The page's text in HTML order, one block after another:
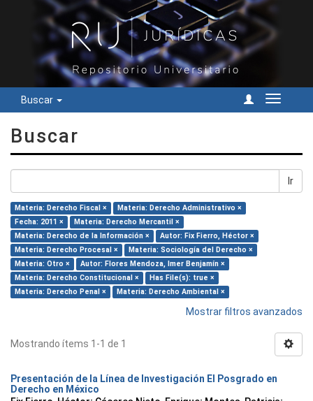
Buscar
Cambiar
Buscar
Ir
Materia: Derecho Fiscal ×
Materia: Derecho Administrativo ×
Fecha: 2011 ×
Materia: Derecho Mercantil ×
Materia: Derecho de la Información ×
Autor: Fix Fierro, Héctor ×
Materia: Derecho Procesal ×
Materia: Sociología del Derecho ×
Materia: Otro ×
Autor: Flores Mendoza, Imer Benjamín ×
Materia: Derecho Constitucional ×
Has File(s): true ×
Materia: Derecho Penal ×
Materia: Derecho Ambiental ×
Mostrar filtros avanzados
Mostrando ítems 1-1 de 1
Presentación de la Línea de Investigación El Posgrado en
Derecho en México